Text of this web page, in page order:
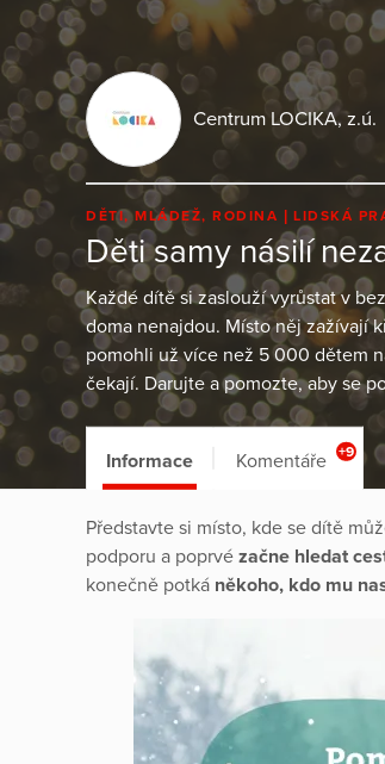
Centrum LOCIKA, z.ú.
DĚTI, MLÁDEŽ, RODINA LIDSKÁ
Děti samy násilí
Každé dítě si zaslouží vyrůstat v
doma nenajdou. Místo něj zažívají
pomohli už více než 5 000 dětem
čekají. Darujte a pomozte, aby se
Informace Komentáře +9
Představte si místo, kde se dítě
podporu a poprvé začne hledat
konečně potká někoho, kdo mu